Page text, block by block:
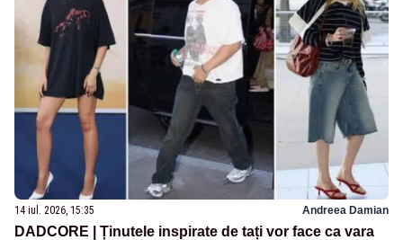
14 iul. 2026, 15:35 Andreea Damian
DADCORE | Ținutele inspirate de tați vor face ca vara